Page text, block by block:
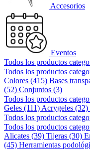
Accesorios
Eventos
Todos los productos
Todos los productos
Colores (415) Bases
(52) Conjuntos (3)
Todos los productos
Geles (111) Acrygeles (32)
Todos los productos
Todos los productos
Alicates (39) Tijeras (30)
(45) Herramientas